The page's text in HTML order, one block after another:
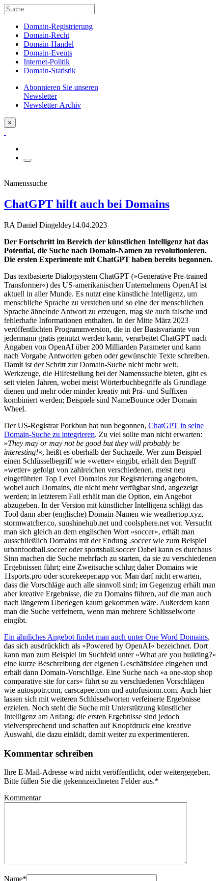
Domain-Registrierung
Domain-Recht
Domain-Handel
Domain-Events
Internet-Politik
Domain-Statistik
Abonnieren Sie unseren
Newsletter
Newsletter-Archiv
×
Namenssuche
ChatGPT hilft auch bei Domains
RA Daniel Dingeldey14.04.2023
Der Fortschritt im Bereich der künstlichen Intelligenz hat das
Potential, die Suche nach Domain-Namen zu revolutionieren.
Die ersten Experimente mit ChatGPT haben bereits begonnen.
Das textbasierte Dialogsystem ChatGPT (»Generative Pre-trained
Transformer«) des US-amerikanischen Unternehmens OpenAI ist
aktuell in aller Munde. Es nutzt eine künstliche Intelligenz, um
menschliche Sprache zu verstehen und so eine der menschlichen
Sprache ähnelnde Antwort zu erzeugen, mag sie auch falsche und
fehlerhafte Informationen enthalten. In der Mitte März 2023
veröffentlichten Programmversion, die in der Basisvariante von
jedermann gratis genutzt werden kann, verarbeitet ChatGPT nach
Angaben von OpenAI über 200 Milliarden Parameter und kann
nach Vorgabe Antworten geben oder gewünschte Texte schreiben.
Damit ist der Schritt zur Domain-Suche nicht mehr weit.
Werkzeuge, die Hilfestellung bei der Namenssuche bieten, gibt es
seit vielen Jahren, wobei meist Wörterbuchbegriffe als Grundlage
dienen und mehr oder minder kreativ mit Prä- und Suffixen
kombiniert werden; Beispiele sind NameBounce oder Domain
Wheel.
Der US-Registrar Porkbun hat nun begonnen, ChatGPT in seine
Domain-Suche zu integrieren. Zu viel sollte man nicht erwarten:
»They may or may not be good but they will probably be
interesting!«, heißt es oberhalb der Suchzeile. Wer zum Beispiel
einen Schlüsselbegriff wie »wetter« eingibt, erhält den Begriff
»wetter« gefolgt von zahlreichen verschiedenen, meist neu
eingeführten Top Level Domains zur Registrierung angeboten,
wobei auch Domains, die nicht mehr verfügbar sind, angezeigt
werden; in letzterem Fall erhält man die Option, ein Angebot
abzugeben. In der Version mit künstlicher Intelligenz schlägt das
Tool dann aber (englische) Domain-Namen wie weathertop.xyz,
stormwatcher.co, sunshinehub.net und coolsphere.net vor. Versucht
man sich gleich an dem englischen Wort »soccer«, erhält man
ausschließlich Domains mit der Endung .soccer wie zum Beispiel
urbanfootball.soccer oder sportsball.soccer Dabei kann es durchaus
Sinn machen die Suche mehrfach zu starten, da sie zu verschiedenen
Ergebnissen führt; eine Zweitsuche schlug daher Domains wie
11sports.pro oder scorekeeper.app vor. Man darf nicht erwarten,
dass die Vorschläge auch alle sinnvoll sind; im Gegenzug erhält man
aber kreative Ergebnisse, die zu Domains führen, auf die man auch
nach längerem Überlegen kaum gekommen wäre. Außerdem kann
man die Suche verfeinern, wenn man mehrere Schlüsselworte
eingibt.
Ein ähnliches Angebot findet man auch unter One Word Domains,
das sich ausdrücklich als »Powered by OpenAI« bezeichnet. Dort
kann man zum Beispiel im Suchfeld unter »What are you building?«
eine kurze Beschreibung der eigenen Geschäftsidee eingeben und
erhält dann Domain-Vorschläge. Eine Suche nach »a one-stop shop
comparative site for cars« führt so zu verschiedenen Vorschlägen
wie autospotr.com, carscapee.com und autofusionn.com. Auch hier
lassen sich mit weiteren Schlüsselworten verfeinerte Ergebnisse
erzielen. Noch steht die Suche mit Unterstützung künstlicher
Intelligenz am Anfang; die ersten Ergebnisse sind jedoch
vielversprechend und schaffen auf Knopfdruck eine kreative
Auswahl, die dazu einlädt, damit weiter zu experimentieren.
Kommentar schreiben
Ihre E-Mail-Adresse wird nicht veröffentlicht, oder weitergegeben.
Bitte füllen Sie die gekennzeichneten Felder aus.*
Kommentar
Name*